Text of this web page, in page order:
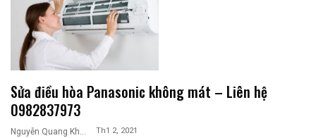
Sửa điều hòa Panasonic không mát – Liên hệ
0982837973
Nguyễn Quang Khương Th1 2, 2021